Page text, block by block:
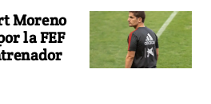
Moreno
la FEF